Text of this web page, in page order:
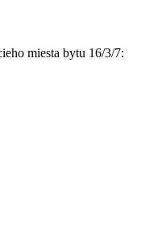
miesta bytu 16/3/7: